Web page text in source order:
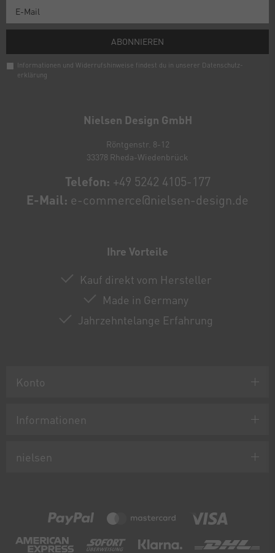
Nielsen Design GmbH
Röntgenstr. 8-12
33378 Rheda-Wiedenbrück
Telefon: +49 5242 4105-177
E-Mail: e-commerce@nielsen-design.de
Ihre Vorteile
Kauf direkt vom Hersteller
Made in Germany
Jahrzehntelange Erfahrung
Konto
Informationen
nielsen
ABONNIEREN
Informationen und Widerrufshinweise findest du in unserer Daten­schutz­
erklärung